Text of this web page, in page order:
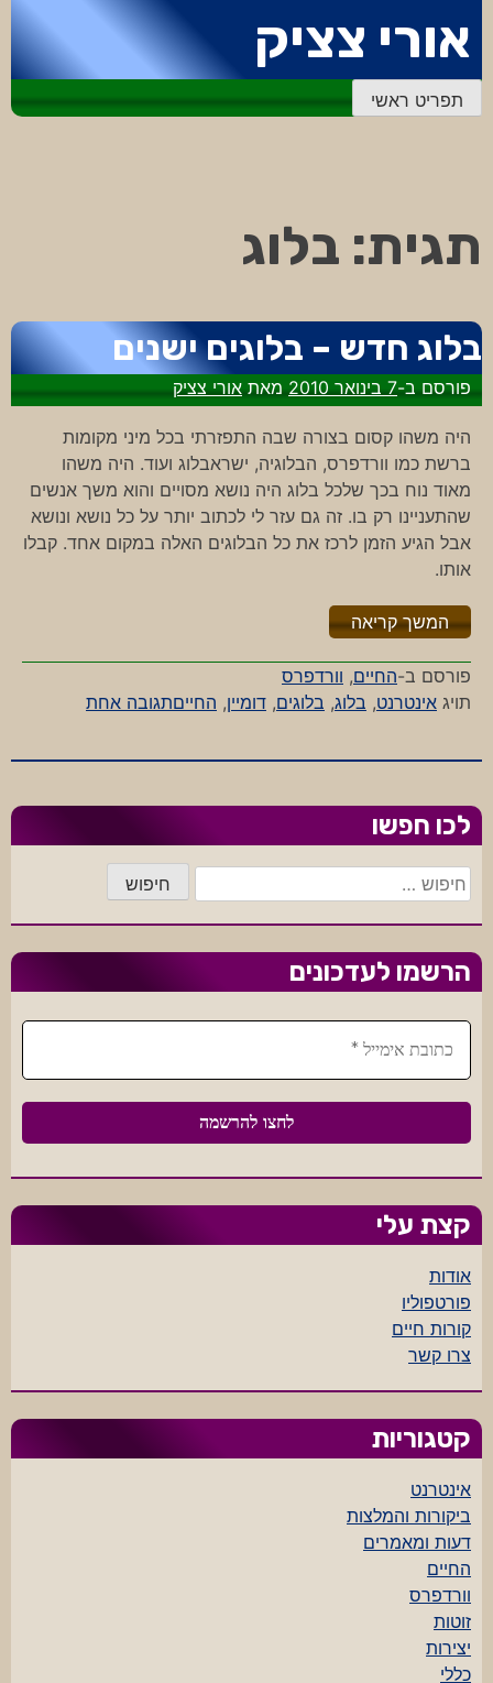
לתוכן
אורי צציק
תפריט ראשי
תגית: בלוג
בלוג חדש – בלוגים ישנים
פורסם ב-7 בינואר 2010 מאתאורי צציק
היה משהו קסום בצורה שבה התפזרתי בכל מיני מקומות
ברשת כמו וורדפרס, הבלוגיה, ישראבלוג ועוד. היה משהו
מאוד נוח בכך שלכל בלוג היה נושא מסויים והוא משך אנשים
שהתעניינו רק בו. זה גם עזר לי לכתוב יותר על כל נושא ונושא
אבל הגיע הזמן לרכז את כל הבלוגים האלה במקום אחד. קבלו
אותו.
המשך קריאה"%s"
פורסם ב-החיים, וורדפרס
תויג אינטרנט, בלוג, בלוגים, דומיין, החייםתגובה אחתעל
חדש
בלוגים
לכו חפשו
חיפוש:
הרשמו לעדכונים
קצת עלי
אודות
פורטפוליו
קורות חיים
צרו קשר
קטגוריות
אינטרנט
ביקורות והמלצות
דעות ומאמרים
החיים
וורדפרס
זוטות
יצירות
כללי